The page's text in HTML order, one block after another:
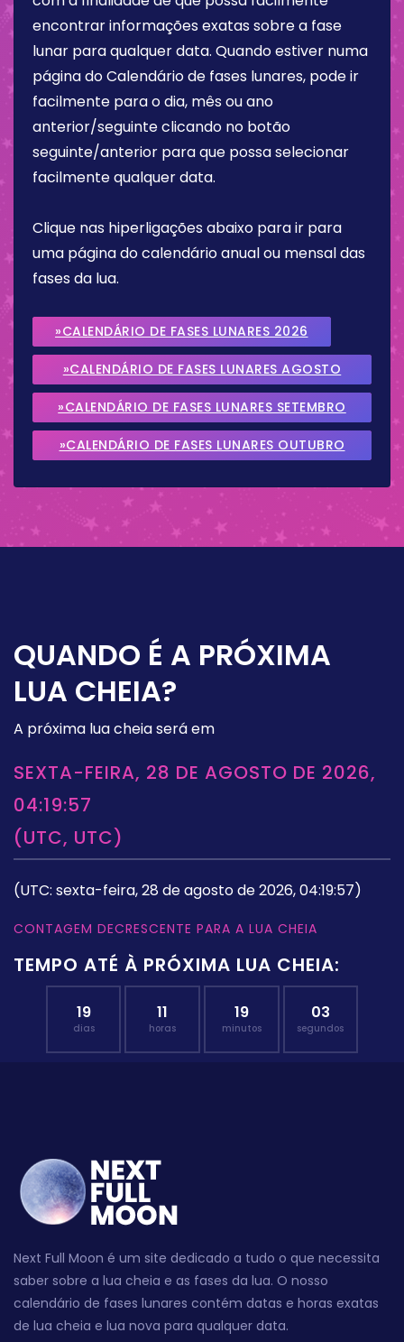
encontrar informações exatas sobre a fase
lunar para qualquer data. Quando estiver numa
página do Calendário de fases lunares, pode ir
facilmente para o dia, mês ou ano
anterior/seguinte clicando no botão
seguinte/anterior para que possa selecionar
facilmente qualquer data.
Clique nas hiperligações abaixo para ir para
uma página do calendário anual ou mensal das
fases da lua.
»CALENDÁRIO DE FASES LUNARES 2026
»CALENDÁRIO DE FASES LUNARES AGOSTO
2026
»CALENDÁRIO DE FASES LUNARES SETEMBRO
2026
»CALENDÁRIO DE FASES LUNARES OUTUBRO
QUANDO É A PRÓXIMA
LUA CHEIA?
A próxima lua cheia será em
SEXTA-FEIRA, 28 DE AGOSTO DE 2026,
04:19:57
(UTC, UTC)
(UTC: sexta-feira, 28 de agosto de 2026, 04:19:57)
CONTAGEM DECRESCENTE PARA A LUA CHEIA
TEMPO ATÉ À PRÓXIMA LUA CHEIA:
19
dias
11
horas
19
minutos
02
segundos
Next Full Moon é um site dedicado a tudo o que necessita
saber sobre a lua cheia e as fases da lua. O nosso
calendário de fases lunares contém datas e horas exatas
de lua cheia e lua nova para qualquer data.